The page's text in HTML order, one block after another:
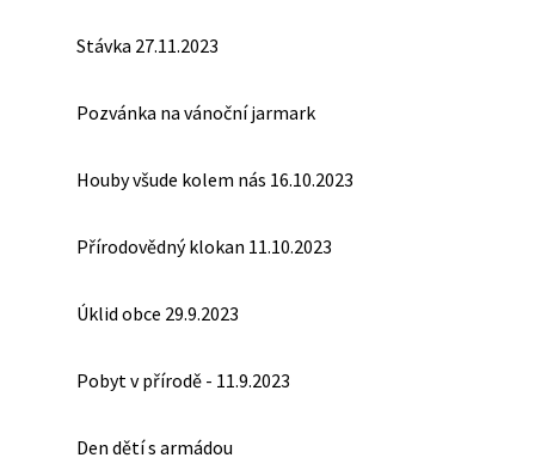
Stávka 27.11.2023
Pozvánka na vánoční jarmark
Houby všude kolem nás 16.10.2023
Přírodovědný klokan 11.10.2023
Úklid obce 29.9.2023
Pobyt v přírodě - 11.9.2023
Den dětí s armádou